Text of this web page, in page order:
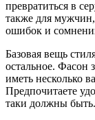
превратиться в
также для
ошибок и
Базовая вещь
остальное. Фасон
иметь несколько
Предпочитаете
таки должны